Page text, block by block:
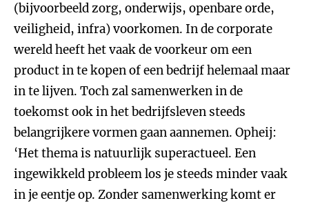
(bijvoorbeeld zorg, onderwijs, openbare orde,
veiligheid, infra) voorkomen. In de corporate
wereld heeft het vaak de voorkeur om een
product in te kopen of een bedrijf helemaal maar
in te lijven. Toch zal samenwerken in de
toekomst ook in het bedrijfsleven steeds
belangrijkere vormen gaan aannemen. Opheij:
‘Het thema is natuurlijk superactueel. Een
ingewikkeld probleem los je steeds minder vaak
in je eentje op. Zonder samenwerking komt er